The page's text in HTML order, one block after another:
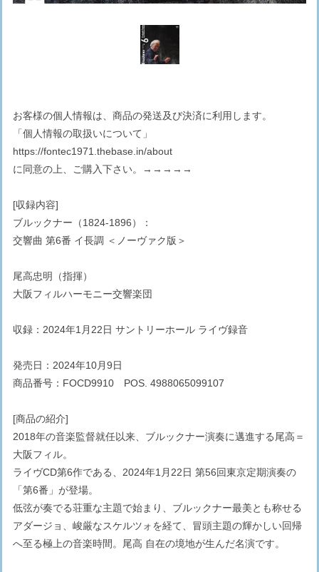
お客様の個人情報は、商品の発送及び決済に利用します。
「個人情報の取扱いについて」
https://fontec1971.thebase.in/about
に同意の上、ご購入下さい。→→→→→
[収録内容]
ブルックナー（1824-1896）：
交響曲 第6番 イ長調 ＜ノーヴァク版＞
尾高忠明（指揮）
大阪フィルハーモニー交響楽団
収録：2024年1月22日 サントリーホール ライヴ録音
発売日：2024年10月9日
商品番号：FOCD9910 POS. 4988065099107
[商品の紹介]
2018年の音楽監督就任以来、ブルックナー演奏に邁進する尾高＝
大阪フィル。
ライヴCD第6作である、2024年1月22日 第56回東京定期演奏の
「第6番」が登場。
低弦が奏でる荘重な主題で始まり、ブルックナー最美とも称せる
アダージョ、峻厳なスケルツォを経て、冒頭主題の輝かしい回帰
へ至る極上の音楽時間。尾高 自在の境地が生んだ名演です。